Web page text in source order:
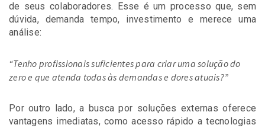
de seus colaboradores. Esse é um processo que, sem
dúvida, demanda tempo, investimento e merece uma
análise:
“Tenho profissionais suficientes para criar uma solução do
zero e que atenda todas às demandas e dores atuais?”
Por outro lado, a busca por soluções externas oferece
vantagens imediatas, como acesso rápido a tecnologias